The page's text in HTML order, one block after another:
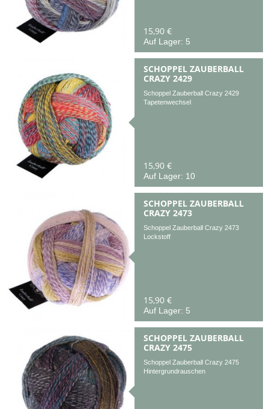
15,90 €
Auf Lager: 5
SCHOPPEL ZAUBERBALL
CRAZY 2429
Schoppel Zauberball Crazy 2429
Tapetenwechsel
15,90 €
Auf Lager: 10
SCHOPPEL ZAUBERBALL
CRAZY 2473
Schoppel Zauberball Crazy 2473
Lockstoff
15,90 €
Auf Lager: 5
SCHOPPEL ZAUBERBALL
CRAZY 2475
Schoppel Zauberball Crazy 2475
Hintergrundrauschen